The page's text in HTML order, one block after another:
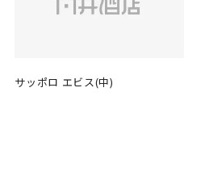
サッポロ エビス(中)